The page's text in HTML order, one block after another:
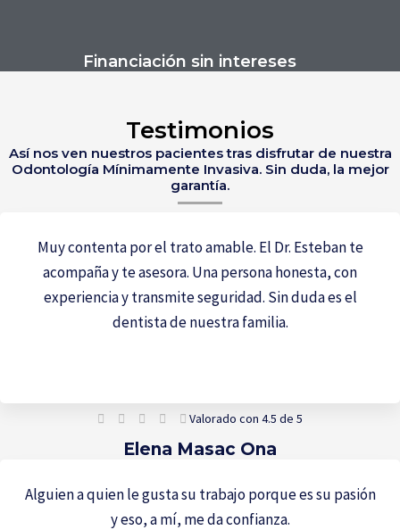
Financiación sin intereses
Testimonios
Así nos ven nuestros pacientes tras disfrutar de nuestra
Odontología Mínimamente Invasiva. Sin duda, la mejor
garantía.
Muy contenta por el trato amable. El Dr. Esteban te
acompaña y te asesora. Una persona honesta, con
experiencia y transmite seguridad. Sin duda es el
dentista de nuestra familia.
     Valorado con 4.5 de 5
Elena Masac Ona
Alguien a quien le gusta su trabajo porque es su pasión
y eso, a mí, me da confianza.